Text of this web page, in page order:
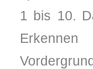
1 bis 10. ✭